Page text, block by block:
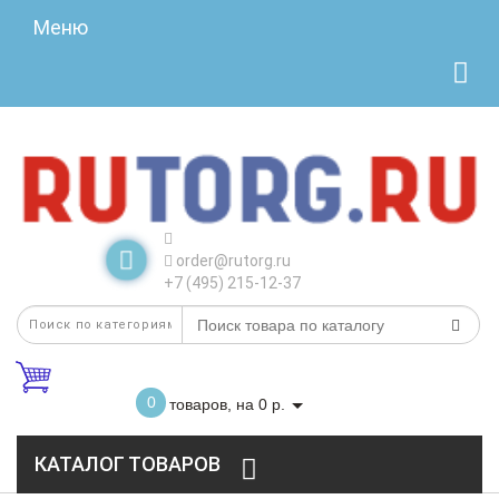
Меню
order@rutorg.ru
+7 (495) 215-12-37
0 товаров, на 0 р.
КАТАЛОГ ТОВАРОВ